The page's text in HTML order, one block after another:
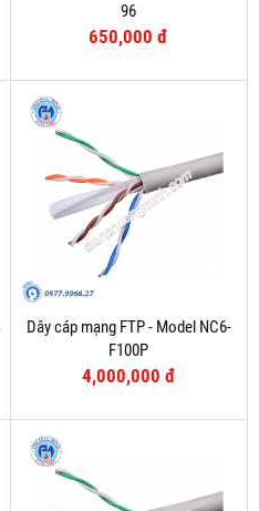
96
650,000 đ
Dây cáp mạng FTP - Model NC6-
F100P
4,000,000 đ